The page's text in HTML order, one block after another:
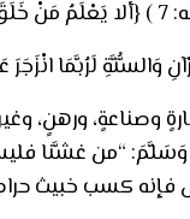
وَالسُّنَّةِ لَرُبَّمَا
وصناعةٍ، ورهنٍ،
وَسَلَّمَ: “من
كسب خبيث حرام،